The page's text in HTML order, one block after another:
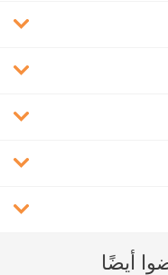
أيضًا